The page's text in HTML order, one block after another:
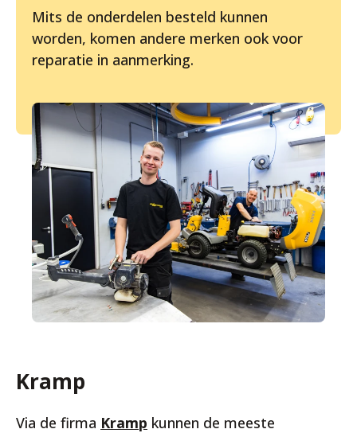
Mits de onderdelen besteld kunnen
worden, komen andere merken ook voor
reparatie in aanmerking.
Kramp
Via de firma Kramp kunnen de meeste